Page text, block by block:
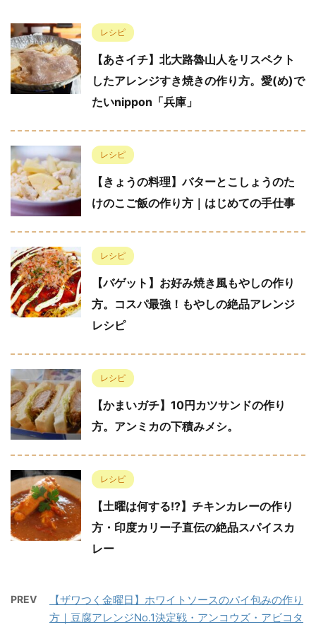
レシピ
【あさイチ】北大路魯山人をリスペクト
したアレンジすき焼きの作り方。愛(め)で
たいnippon「兵庫」
レシピ
【きょうの料理】バターとこしょうのた
けのこご飯の作り方｜はじめての手仕事
レシピ
【バゲット】お好み焼き風もやしの作り
方。コスパ最強！もやしの絶品アレンジ
レシピ
レシピ
【かまいガチ】10円カツサンドの作り
方。アンミカの下積みメシ。
レシピ
【土曜は何する!?】チキンカレーの作り
方・印度カリー子直伝の絶品スパイスカ
レー
PREV
【ザワつく金曜日】ホワイトソースのパイ包みの作り
方｜豆腐アレンジNo.1決定戦・アンコウズ・アビコタ